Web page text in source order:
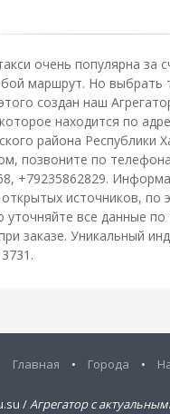
очень популярна за
маршрут. Но выбрать
создан наш
находится по
района Республики
позвоните по
+79235862829.
источников, по
уточняйте все данные
заказе. Уникальный
Главная • Города •
/Агрегатор с